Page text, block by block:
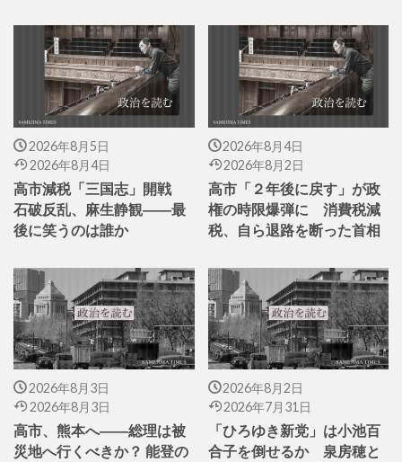
2026年8月5日
2026年8月4日
高市減税「三国志」開戦
石破反乱、麻生静観――最
後に笑うのは誰か
2026年8月4日
2026年8月2日
高市「２年後に戻す」が政
権の時限爆弾に 消費税減
税、自ら退路を断った首相
2026年8月3日
2026年8月3日
高市、熊本へ――総理は被
災地へ行くべきか？ 能登の
2026年8月2日
2026年7月31日
「ひろゆき新党」は小池百
合子を倒せるか 泉房穂と